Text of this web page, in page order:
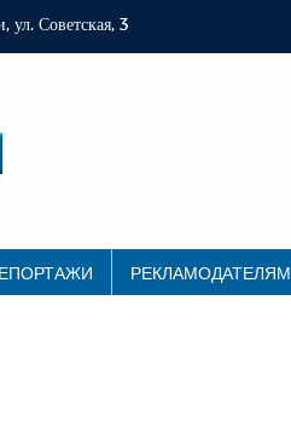
ул. Советская, 3
РЕКЛАМОДАТЕЛЯМ